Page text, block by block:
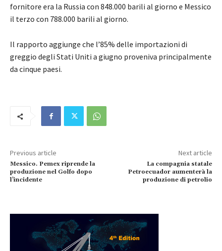
fornitore era la Russia con 848.000 barili al giorno e Messico
il terzo con 788.000 barili al giorno.
Il rapporto aggiunge che l’85% delle importazioni di
greggio degli Stati Uniti a giugno proveniva principalmente
da cinque paesi.
Previous article
Messico. Pemex riprende la
produzione nel Golfo dopo
l’incidente
Next article
La compagnia statale
Petroecuador aumenterà la
produzione di petrolio